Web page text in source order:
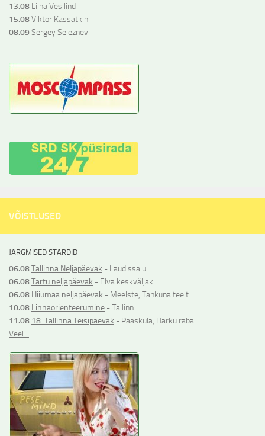
13.08 Liina Vesilind
15.08Viktor Kassatkin
08.09Sergey Seleznev
VÕISTLUSED
JÄRGMISED STARDID
06.08Tallinna Neljapäevak - Laudissalu
06.08Tartu neljapäevak - Elva keskväljak
06.08 Hiiumaa neljapäevak - Meelste, Tahkuna teelt
10.08 Linnaorienteerumine - Tallinn
11.08 18. Tallinna Teisipäevak - Pääsküla, Harku raba
Veel...